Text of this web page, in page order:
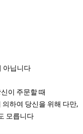
아닙니다
이 주문할 때
하여 당신을 위해 다만,
모릅니다